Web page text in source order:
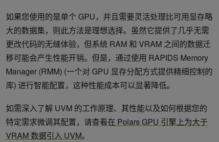
如果您使用的是单个 GPU，并且需要灵活处理比可用显存略
大的数据集，则此方法是理想选择。虽然它提供了几乎无需
更改代码的无缝体验，但系统 RAM 和 VRAM 之间的数据迁
移可能会产生性能开销。但是，通过使用 RAPIDS Memory
Manager (RMM) (一个对 GPU 显存分配方式提供精细控制的
库) 进行智能配置，这种性能成本可以显著降低。
如需深入了解 UVM 的工作原理、其性能以及如何根据您的
特定需求微调其配置，请查看在 Polars GPU 引擎上为大于
VRAM 数据引入 UVM。